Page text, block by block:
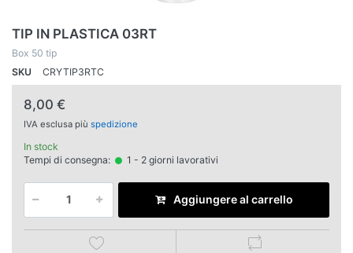
TIP IN PLASTICA 03RT
Box 50 tip
SKU
CRYTIP3RTC
8,00 €
IVA esclusa più spedizione
In stock
Tempi di consegna:
1 - 2 giorni lavorativi
Aggiungere al carrello